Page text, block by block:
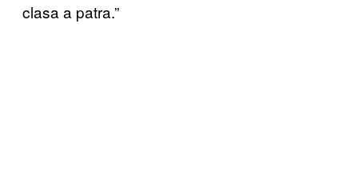
clasa a patra.”